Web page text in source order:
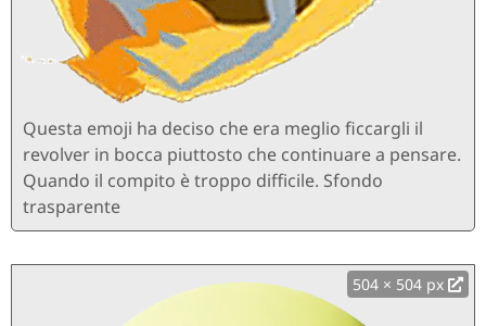
Questa emoji ha deciso che era meglio ficcargli il
revolver in bocca piuttosto che continuare a pensare.
Quando il compito è troppo difficile. Sfondo
trasparente
504 × 504 px